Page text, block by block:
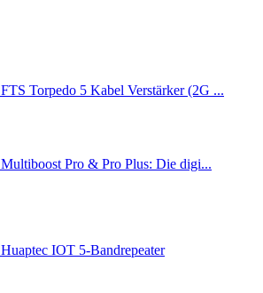
FTS Torpedo 5 Kabel Verstärker (2G ...
Multiboost Pro & Pro Plus: Die digi...
Huaptec IOT 5-Bandrepeater